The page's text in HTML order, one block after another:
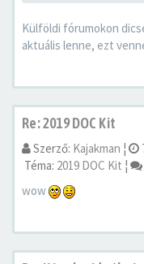
Külföldi fórumokon
aktuális lenne, ezt
Re: 2019 DOC Kit
Szerző: Kajakman ¦
Téma: 2019 DOC Kit ¦
wow